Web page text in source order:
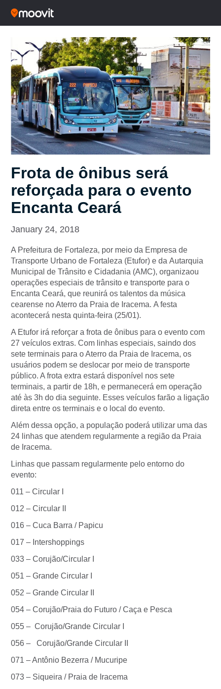
Frota de ônibus será
reforçada para o evento
Encanta Ceará
January 24, 2018
A Prefeitura de Fortaleza, por meio da Empresa de
Transporte Urbano de Fortaleza (Etufor) e da Autarquia
Municipal de Trânsito e Cidadania (AMC), organizaou
operações especiais de trânsito e transporte para o
Encanta Ceará, que reunirá os talentos da música
cearense no Aterro da Praia de Iracema. A festa
acontecerá nesta quinta-feira (25/01).
A Etufor irá reforçar a frota de ônibus para o evento com
27 veículos extras. Com linhas especiais, saindo dos
sete terminais para o Aterro da Praia de Iracema, os
usuários podem se deslocar por meio de transporte
público. A frota extra estará disponível nos sete
terminais, a partir de 18h, e permanecerá em operação
até às 3h do dia seguinte. Esses veículos farão a ligação
direta entre os terminais e o local do evento.
Além dessa opção, a população poderá utilizar uma das
24 linhas que atendem regularmente a região da Praia
de Iracema.
Linhas que passam regularmente pelo entorno do
evento:
011 – Circular I
012 – Circular II
016 – Cuca Barra / Papicu
017 – Intershoppings
033 – Corujão/Circular I
051 – Grande Circular I
052 – Grande Circular II
054 – Corujão/Praia do Futuro / Caça e Pesca
055 – Corujão/Grande Circular I
056 – Corujão/Grande Circular II
071 – Antônio Bezerra / Mucuripe
073 – Siqueira / Praia de Iracema